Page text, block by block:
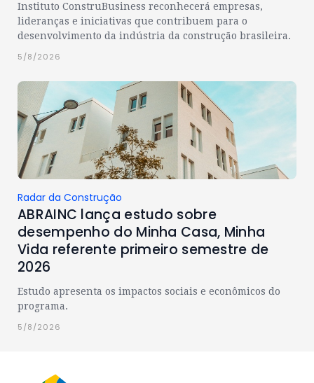
Instituto ConstruBusiness reconhecerá empresas,
lideranças e iniciativas que contribuem para o
desenvolvimento da indústria da construção brasileira.
5/8/2026
Radar da Construção
ABRAINC lança estudo sobre
desempenho do Minha Casa, Minha
Vida referente primeiro semestre de
2026
Estudo apresenta os impactos sociais e econômicos do
programa.
5/8/2026